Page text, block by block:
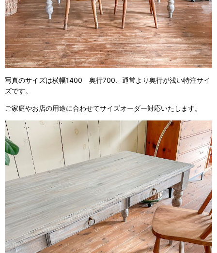
写真のサイズは横幅1400 奥行700、通常より奥行が浅い特注サイ
ズです。
ご家庭やお店の用途に合わせてサイズオーダー対応いたします。